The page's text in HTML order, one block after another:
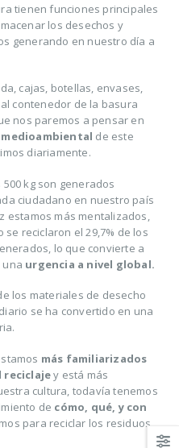
tienen funciones principales
los desechos y
generando en nuestro día a
cajas, botellas, envases,
contenedor de la basura
nos paremos a pensar en
de este
diariamente.
kg son generados
ciudadano en nuestro país
estamos más mentalizados,
se reciclaron el 29,7% de los
lo que convierte a
una urgencia a nivel global.
los materiales de desecho
se ha convertido en una
más familiarizados
reciclajey está más
cultura, todavía tenemos
de cómo, qué, y con
para reciclar los residuos
Cómo reducir los
desperdicios
alimentarios y
al mismo tiempo
Claves para el
de los pies en
16 agosto, 2021
Ser más ecológica,
cosas que puedes
agosto, 2021